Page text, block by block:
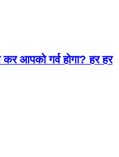
आपको गर्व होगा? हर हर